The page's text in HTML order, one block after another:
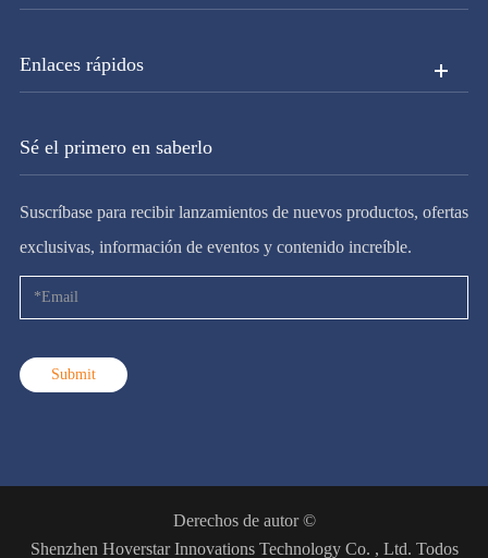
Enlaces rápidos
Sé el primero en saberlo
Suscríbase para recibir lanzamientos de nuevos productos, ofertas
exclusivas, información de eventos y contenido increíble.
Submit
Derechos de autor ©
Shenzhen Hoverstar Innovations Technology Co. , Ltd. Todos